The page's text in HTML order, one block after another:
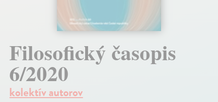
Filosofický časopis
6/2020
kolektív autorov